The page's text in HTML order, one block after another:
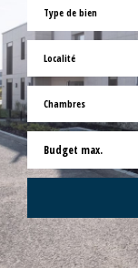
Type de bien
Localité
Chambres